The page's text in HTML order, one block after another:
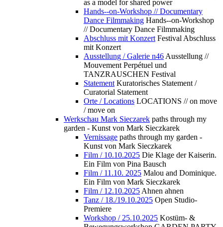
as a model for shared power
Hands--on-Workshop // Documentary
Dance Filmmaking Hands--on-Workshop
// Documentary Dance Filmmaking
Abschluss mit Konzert Festival Abschluss
mit Konzert
Ausstellung / Galerie n46 Ausstellung //
Mouvement Perpétuel und
TANZRAUSCHEN Festival
Statement Kuratorisches Statement /
Curatorial Statement
Orte / Locations LOCATIONS // on move
/ move on
Werkschau Mark Sieczarek paths through my
garden - Kunst von Mark Sieczkarek
Vernissage paths through my garden -
Kunst von Mark Sieczkarek
Film / 10.10.2025 Die Klage der Kaiserin.
Ein Film von Pina Bausch
Film / 11.10. 2025 Malou and Dominique.
Ein Film von Mark Sieczkarek
Film / 12.10.2025 Ahnen ahnen
Tanz / 18./19.10.2025 Open Studio-
Premiere
Workshop / 25.10.2025 Kostüm- &